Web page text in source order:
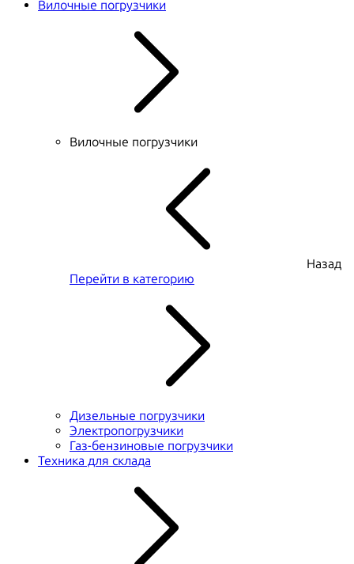
Вилочные погрузчики
Вилочные погрузчики
Назад
Перейти в категорию
Дизельные погрузчики
Электропогрузчики
Газ-бензиновые погрузчики
Техника для склада